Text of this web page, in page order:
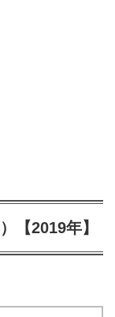
【2019年】